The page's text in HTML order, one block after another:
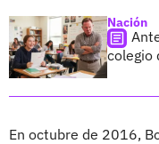
Nación
colegio
En octubre de 2016,